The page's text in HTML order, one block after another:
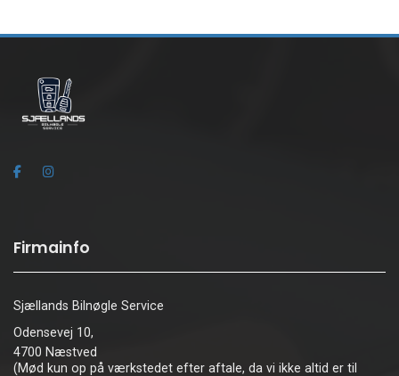
Firmainfo
Sjællands Bilnøgle Service
Odensevej 10,
4700 Næstved
(Mød kun op på værkstedet efter aftale, da vi ikke altid er til